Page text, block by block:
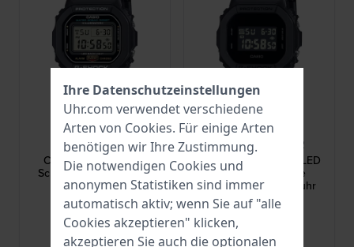
G-Shock
DW-5600UE-1ER
Classic LED 42.8 mm
Schwarze quadratische
Digitaluhr
99,90 €
● Auf Lager
G-Shock
DW-5600UBB-1ER
Classic - Basic Black LED
42.8 mm Schwarze
quadratische Digitaluhr
99,90 €
● Auf Lager
Ihre Datenschutzeinstellungen
Uhr.com verwendet verschiedene
Arten von Cookies. Für einige Arten
benötigen wir Ihre Zustimmung.
Die notwendigen Cookies und
anonymen Statistiken sind immer
automatisch aktiv; wenn Sie auf "alle
Cookies akzeptieren" klicken,
akzeptieren Sie auch die optionalen